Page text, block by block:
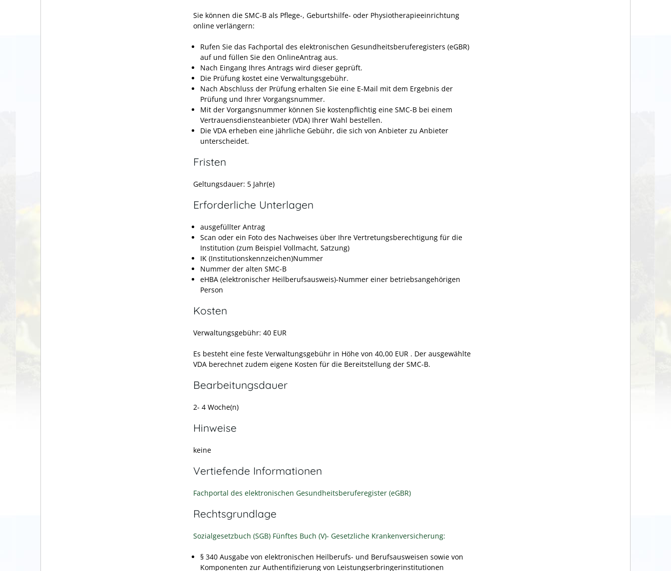
Sie können die SMC-B als Pflege-, Geburtshilfe- oder Physiotherapieeinrichtung
online verlängern:
Rufen Sie das Fachportal des elektronischen Gesundheitsberuferegisters (eGBR)
auf und füllen Sie den OnlineAntrag aus.
Nach Eingang Ihres Antrags wird dieser geprüft.
Die Prüfung kostet eine Verwaltungsgebühr.
Nach Abschluss der Prüfung erhalten Sie eine E-Mail mit dem Ergebnis der
Prüfung und Ihrer Vorgangsnummer.
Mit der Vorgangsnummer können Sie kostenpflichtig eine SMC-B bei einem
Vertrauensdiensteanbieter (VDA) Ihrer Wahl bestellen.
Die VDA erheben eine jährliche Gebühr, die sich von Anbieter zu Anbieter
unterscheidet.
Fristen
Geltungsdauer: 5 Jahr(e)
Erforderliche Unterlagen
ausgefüllter Antrag
Scan oder ein Foto des Nachweises über Ihre Vertretungsberechtigung für die
Institution (zum Beispiel Vollmacht, Satzung)
IK (Institutionskennzeichen)Nummer
Nummer der alten SMC-B
eHBA (elektronischer Heilberufsausweis)-Nummer einer betriebsangehörigen
Person
Kosten
Verwaltungsgebühr: 40 EUR
Es besteht eine feste Verwaltungsgebühr in Höhe von 40,00 EUR . Der ausgewählte
VDA berechnet zudem eigene Kosten für die Bereitstellung der SMC-B.
Bearbeitungsdauer
2- 4 Woche(n)
Hinweise
keine
Vertiefende Informationen
Fachportal des elektronischen Gesundheitsberuferegister (eGBR)
Rechtsgrundlage
Sozialgesetzbuch (SGB) Fünftes Buch (V)- Gesetzliche Krankenversicherung:
§ 340 Ausgabe von elektronischen Heilberufs- und Berufsausweisen sowie von
Komponenten zur Authentifizierung von Leistungserbringerinstitutionen